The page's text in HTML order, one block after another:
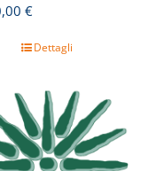
€
Dettagli